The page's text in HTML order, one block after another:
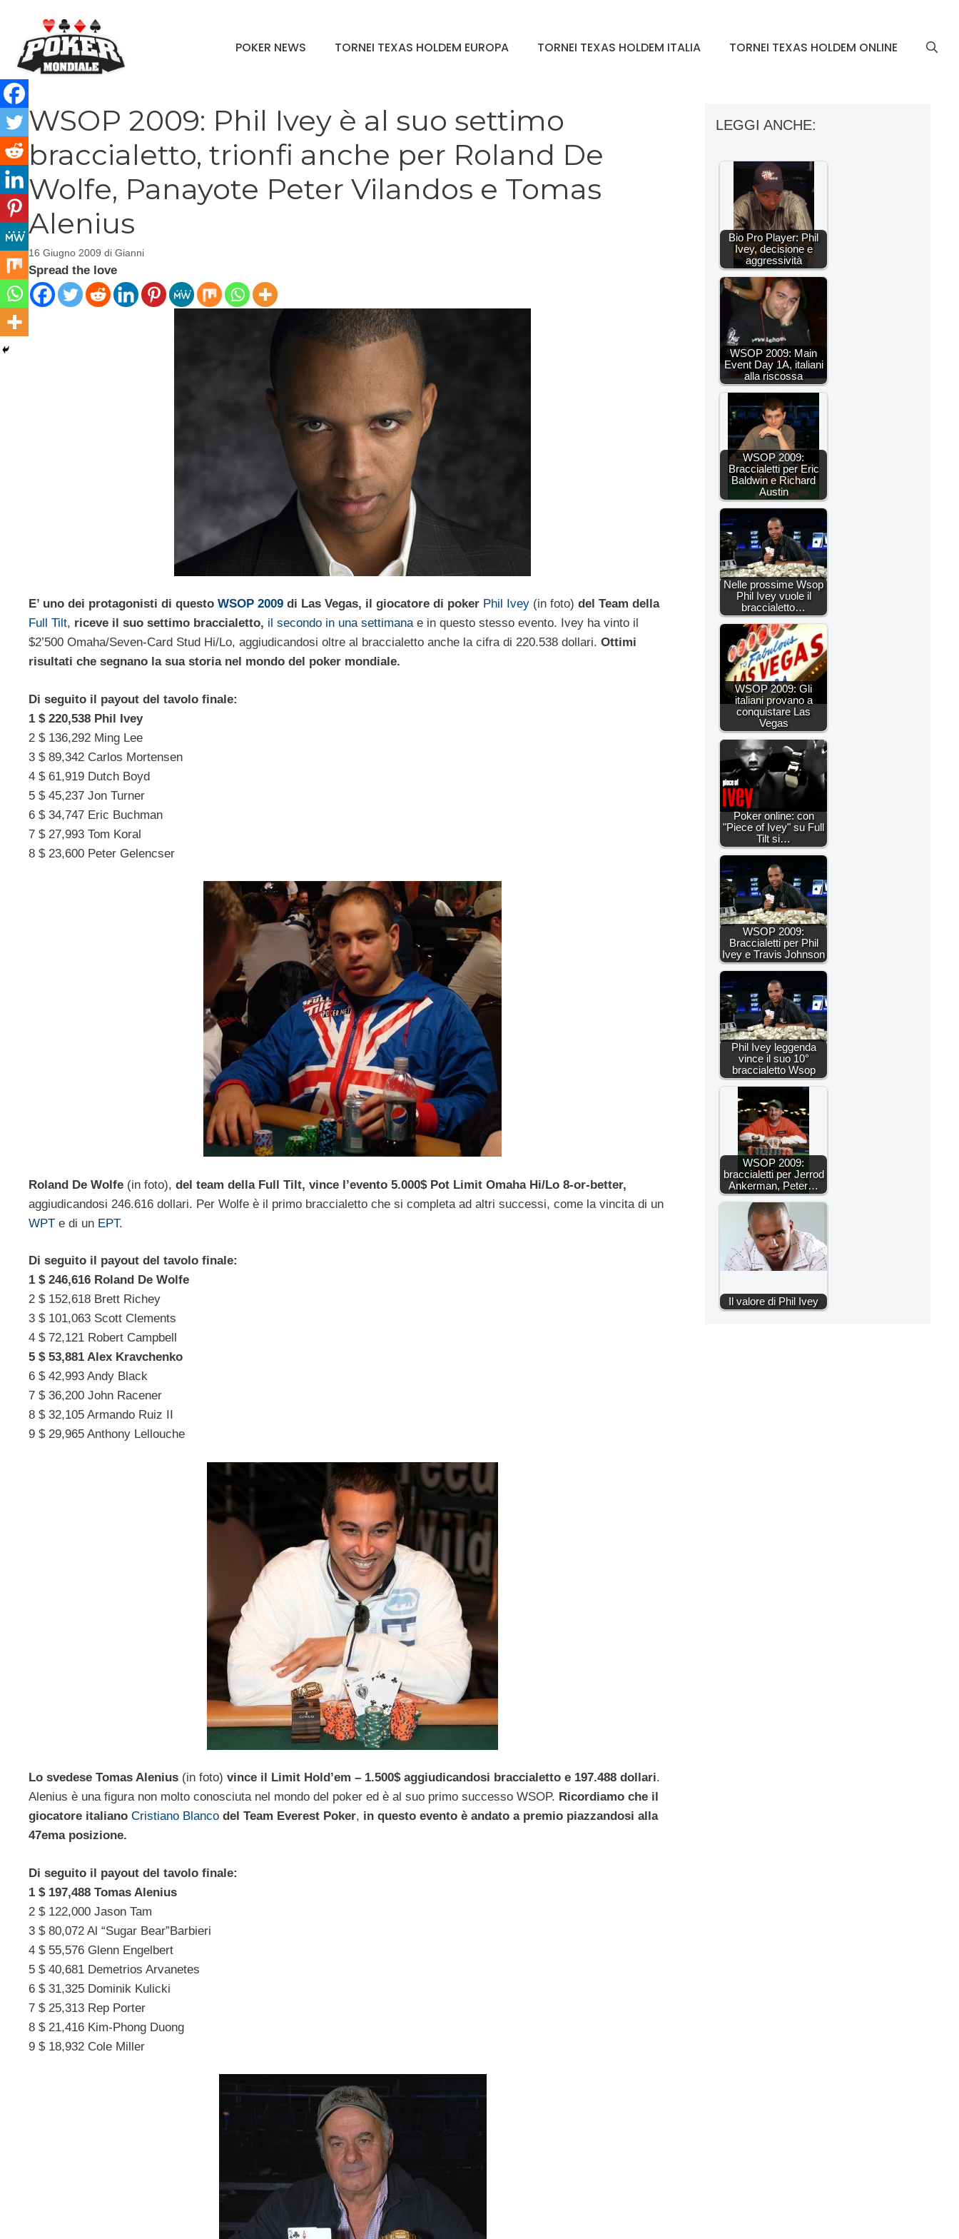
contenuto
POKER NEWS TORNEI TEXAS HOLDEM EUROPA TORNEI TEXAS HOLDEM ITALIA TORNEI TEXAS HOLDEM ONLINE
WSOP 2009: Phil Ivey è al suo settimo
braccialetto, trionfi anche per Roland De
Wolfe, Panayote Peter Vilandos e Tomas
Alenius
16 Giugno 2009 di Gianni
Spread the love
E’ uno dei protagonisti di questo WSOP 2009 di Las Vegas, il giocatore di poker Phil Ivey (in foto) del Team della
Full Tilt, riceve il suo settimo braccialetto, il secondo in una settimanae in questo stesso evento. Ivey ha vinto il
$2’500 Omaha/Seven-Card Stud Hi/Lo, aggiudicandosi oltre al braccialetto anche la cifra di 220.538 dollari. Ottimi
risultati che segnano la sua storia nel mondo del poker mondiale.
Di seguito il payout del tavolo finale:
1 $ 220,538 Phil Ivey
2 $ 136,292 Ming Lee
3 $ 89,342 Carlos Mortensen
4 $ 61,919 Dutch Boyd
5 $ 45,237 Jon Turner
6 $ 34,747 Eric Buchman
7 $ 27,993 Tom Koral
8 $ 23,600 Peter Gelencser
Roland De Wolfe (in foto), del team della Full Tilt, vince l’evento 5.000$ Pot Limit Omaha Hi/Lo 8-or-better,
aggiudicandosi 246.616 dollari. Per Wolfe è il primo braccialetto che si completa ad altri successi, come la vincita di un
WPT e di un EPT.
Di seguito il payout del tavolo finale:
1 $ 246,616 Roland De Wolfe
2 $ 152,618 Brett Richey
3 $ 101,063 Scott Clements
4 $ 72,121 Robert Campbell
5 $ 53,881 Alex Kravchenko
6 $ 42,993 Andy Black
7 $ 36,200 John Racener
8 $ 32,105 Armando Ruiz II
9 $ 29,965 Anthony Lellouche
Lo svedese Tomas Alenius (in foto) vince il Limit Hold’em – 1.500$ aggiudicandosi braccialetto e 197.488 dollari.
Alenius è una figura non molto conosciuta nel mondo del poker ed è al suo primo successo WSOP. Ricordiamo che il
giocatore italiano Cristiano Blanco del Team Everest Poker, in questo evento è andato a premio piazzandosi alla
47ema posizione.
Di seguito il payout del tavolo finale:
1 $ 197,488 Tomas Alenius
2 $ 122,000 Jason Tam
3 $ 80,072 Al “Sugar Bear”Barbieri
4 $ 55,576 Glenn Engelbert
5 $ 40,681 Demetrios Arvanetes
6 $ 31,325 Dominik Kulicki
7 $ 25,313 Rep Porter
8 $ 21,416 Kim-Phong Duong
9 $ 18,932 Cole Miller
LEGGI ANCHE:
Bio Pro Player: Phil
Ivey, decisione e
aggressività
WSOP 2009: Main
Event Day 1A, italiani
alla riscossa
WSOP 2009:
Braccialetti per Eric
Baldwin e Richard
Austin
Nelle prossime Wsop
Phil Ivey vuole il
braccialetto…
WSOP 2009: Gli
italiani provano a
conquistare Las
Vegas
Poker online: con
"Piece of Ivey" su Full
Tilt si…
WSOP 2009:
Braccialetti per Phil
Ivey e Travis Johnson
Phil Ivey leggenda
vince il suo 10°
braccialetto Wsop
WSOP 2009:
braccialetti per Jerrod
Ankerman, Peter…
Il valore di Phil Ivey